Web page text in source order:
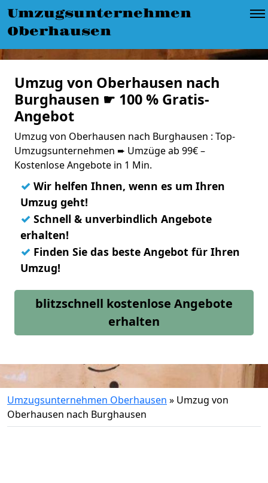
Umzugsunternehmen
Oberhausen
Umzug von Oberhausen nach
Burghausen ☛ 100 % Gratis-
Angebot
Umzug von Oberhausen nach Burghausen : Top-
Umzugsunternehmen ➨ Umzüge ab 99€ –
Kostenlose Angebote in 1 Min.
✓ Wir helfen Ihnen, wenn es um Ihren
Umzug geht!
✓ Schnell & unverbindlich Angebote
erhalten!
✓ Finden Sie das beste Angebot für Ihren
Umzug!
blitzschnell kostenlose Angebote
erhalten
Umzugsunternehmen Oberhausen » Umzug von
Oberhausen nach Burghausen